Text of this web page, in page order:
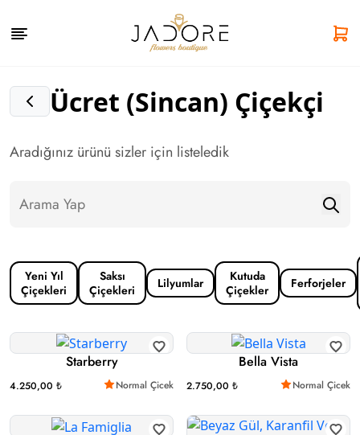
Ücret (Sincan) Çiçekçi
Aradığınız ürünü sizler için listeledik
Yeni Yıl
Çiçekleri
Saksı
Çiçekleri
Lilyumlar
Kutuda
Çiçekler
Ferforjeler
Starberry
4.250,00 ₺ Normal Çicek
Bella Vista
2.750,00 ₺ Normal Çicek